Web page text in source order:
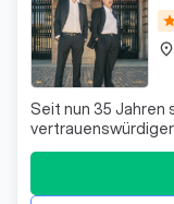
Seit nun 35 Jahren
der gesamten
place